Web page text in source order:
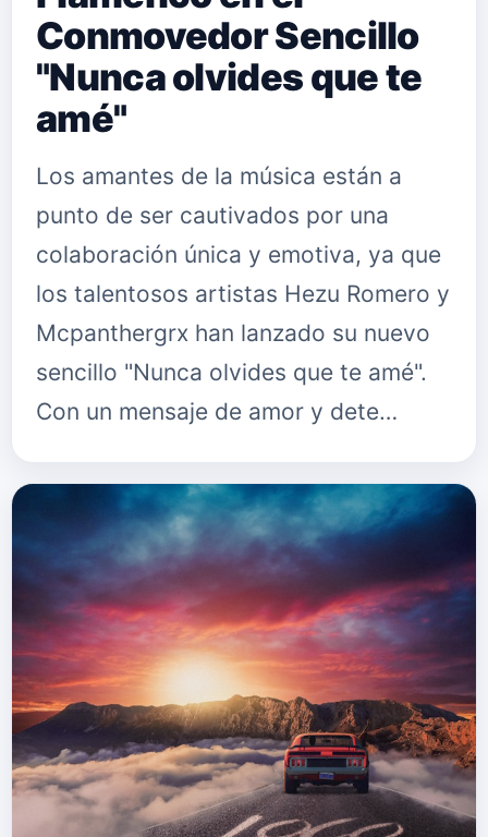
Conmovedor Sencillo
"Nunca olvides que te
amé"
Los amantes de la música están a
punto de ser cautivados por una
colaboración única y emotiva, ya que
los talentosos artistas Hezu Romero y
Mcpanthergrx han lanzado su nuevo
sencillo "Nunca olvides que te amé".
Con un mensaje de amor y dete…